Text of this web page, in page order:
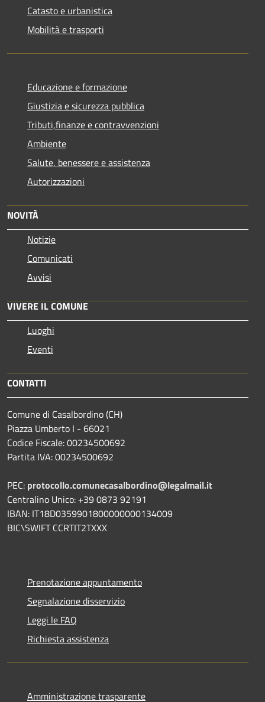
Catasto e urbanistica
Mobilità e trasporti
Educazione e formazione
Giustizia e sicurezza pubblica
Tributi,finanze e contravvenzioni
Ambiente
Salute, benessere e assistenza
Autorizzazioni
NOVITÀ
Notizie
Comunicati
Avvisi
VIVERE IL COMUNE
Luoghi
Eventi
CONTATTI
Comune di Casalbordino (CH)
Piazza Umberto I - 66021
Codice Fiscale: 00234500692
Partita IVA: 00234500692
PEC: protocollo.comunecasalbordino@legalmail.it
Centralino Unico: +39 0873 92191
IBAN: IT18D0359901800000000134009
BIC\SWIFT CCRTIT2TXXX
Prenotazione appuntamento
Segnalazione disservizio
Leggi le FAQ
Richiesta assistenza
Amministrazione trasparente